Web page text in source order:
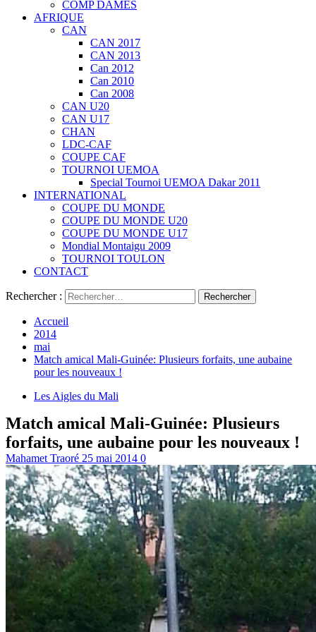
COMP DAMES
AFRIQUE
CAN
CAN 2017
CAN 2013
Can 2012
Can 2010
Can 2008
CAN U20
CAN U17
CHAN
LDC-CAF
COUPE CAF
TOURNOI UEMOA
Special Tournoi UEMOA Dakar 2011
INTERNATIONAL
COUPE DU MONDE
COUPE DU MONDE U20
COUPE DU MONDE U17
Mondial Montaigu 2009
TOURNOI TOULON
CONTACT
Rechercher :
Accueil
2014
mai
Match amical Mali-Guinée: Plusieurs forfaits, une aubaine
pour les nouveaux !
Les Aigles du Mali
Match amical Mali-Guinée: Plusieurs
forfaits, une aubaine pour les nouveaux !
Mahamet Traoré 25 mai 2014 0